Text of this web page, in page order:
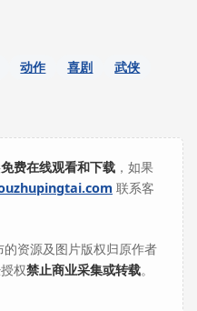
动作 喜剧
武侠
免费在线观看和下载 ，如果
联系客
资源及图片版权归原作者
权禁止商业采集或转载。